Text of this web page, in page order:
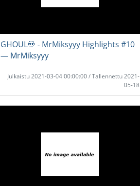
GHOUL💀 - MrMiksyyy Highlights #10
― MrMiksyyy
Julkaistu 2021-03-04 00:00:00 / Tallennettu 2021-
05-18